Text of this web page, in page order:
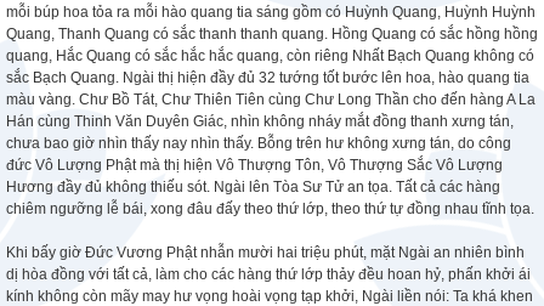
mỗi búp hoa tỏa ra mỗi hào quang tia sáng gồm có Huỳnh Quang, Huỳnh Huỳnh
Quang, Thanh Quang có sắc thanh thanh quang. Hồng Quang có sắc hồng hồng
quang, Hắc Quang có sắc hắc hắc quang, còn riêng Nhất Bạch Quang không có
sắc Bạch Quang. Ngài thị hiện đầy đủ 32 tướng tốt bước lên hoa, hào quang tia
màu vàng. Chư Bồ Tát, Chư Thiên Tiên cùng Chư Long Thần cho đến hàng A La
Hán cùng Thinh Văn Duyên Giác, nhìn không nháy mắt đồng thanh xưng tán,
chưa bao giờ nhìn thấy nay nhìn thấy. Bỗng trên hư không xưng tán, do công
đức Vô Lượng Phật mà thị hiện Vô Thượng Tôn, Vô Thượng Sắc Vô Lượng
Hương đầy đủ không thiếu sót. Ngài lên Tòa Sư Tử an tọa. Tất cả các hàng
chiêm ngưỡng lễ bái, xong đâu đấy theo thứ lớp, theo thứ tự đồng nhau tĩnh tọa.
Khi bấy giờ Đức Vương Phật nhẫn mười hai triệu phút, mặt Ngài an nhiên bình
dị hòa đồng với tất cả, làm cho các hàng thứ lớp thảy đều hoan hỷ, phấn khởi ái
kính không còn mãy may hư vọng hoài vọng tạp khởi, Ngài liền nói: Ta khá khen